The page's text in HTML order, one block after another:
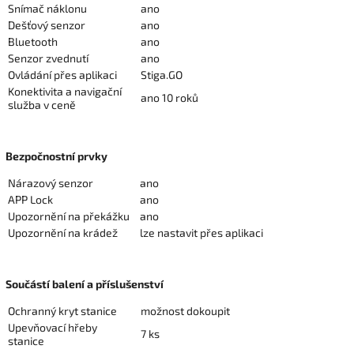
Snímač náklonu
ano
Dešťový senzor
ano
Bluetooth
ano
Senzor zvednutí
ano
Ovládání přes aplikaci
Stiga.GO
Konektivita a navigační
služba v ceně
ano 10 roků
Bezpočnostní prvky
Nárazový senzor
ano
APP Lock
ano
Upozornění na překážku
ano
Upozornění na krádež
lze nastavit přes aplikaci
Součástí balení a příslušenství
Ochranný kryt stanice
možnost dokoupit
Upevňovací hřeby
stanice
7 ks